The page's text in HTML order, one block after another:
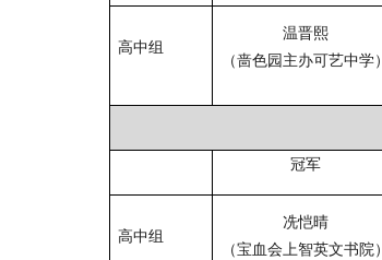
高中组
温晋熙
（啬色园主办可艺中学）
冠军
高中组
冼恺晴
（宝血会上智英文书院）